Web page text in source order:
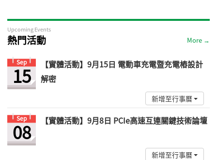
Upcoming Events
熱門活動 More →
Sep
15
【實體活動】9月15日 電動車充電暨充電樁設計
解密
新增至行事曆
Sep
08 【實體活動】9月8日 PCIe高速互連關鍵技術論壇
新增至行事曆